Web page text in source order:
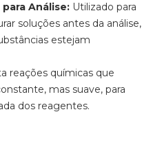
Análise: Utilizado para
soluções antes da análise,
estejam
reações químicas que
mas suave, para
dos reagentes.